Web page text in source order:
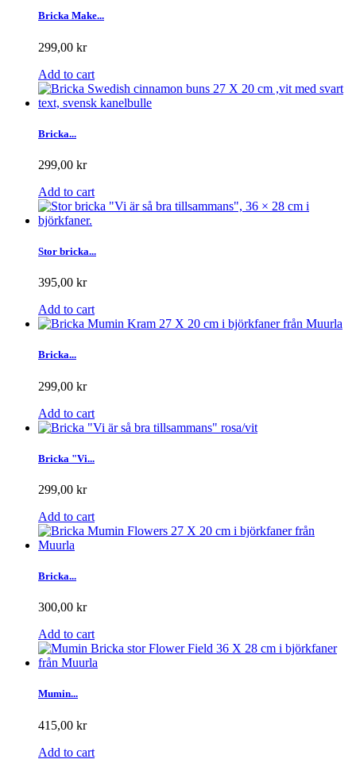
Bricka Make...
299,00 kr
Add to cart
Bricka...
299,00 kr
Add to cart
Stor bricka...
395,00 kr
Add to cart
Bricka...
299,00 kr
Add to cart
Bricka "Vi...
299,00 kr
Add to cart
Bricka...
300,00 kr
Add to cart
Mumin...
415,00 kr
Add to cart